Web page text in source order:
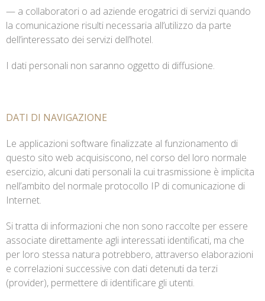
— a collaboratori o ad aziende erogatrici di servizi quando
la comunicazione risulti necessaria all’utilizzo da parte
dell’interessato dei servizi dell’hotel.
I dati personali non saranno oggetto di diffusione.
DATI DI NAVIGAZIONE
Le applicazioni software finalizzate al funzionamento di
questo sito web acquisiscono, nel corso del loro normale
esercizio, alcuni dati personali la cui trasmissione è implicita
nell’ambito del normale protocollo IP di comunicazione di
Internet.
Si tratta di informazioni che non sono raccolte per essere
associate direttamente agli interessati identificati, ma che
per loro stessa natura potrebbero, attraverso elaborazioni
e correlazioni successive con dati detenuti da terzi
(provider), permettere di identificare gli utenti.